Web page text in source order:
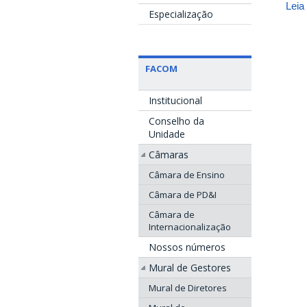
Especialização
FACOM
Institucional
Conselho da
Unidade
Câmaras
Câmara de Ensino
Câmara de PD&I
Câmara de
Internacionalização
Nossos números
Mural de Gestores
Mural de Diretores